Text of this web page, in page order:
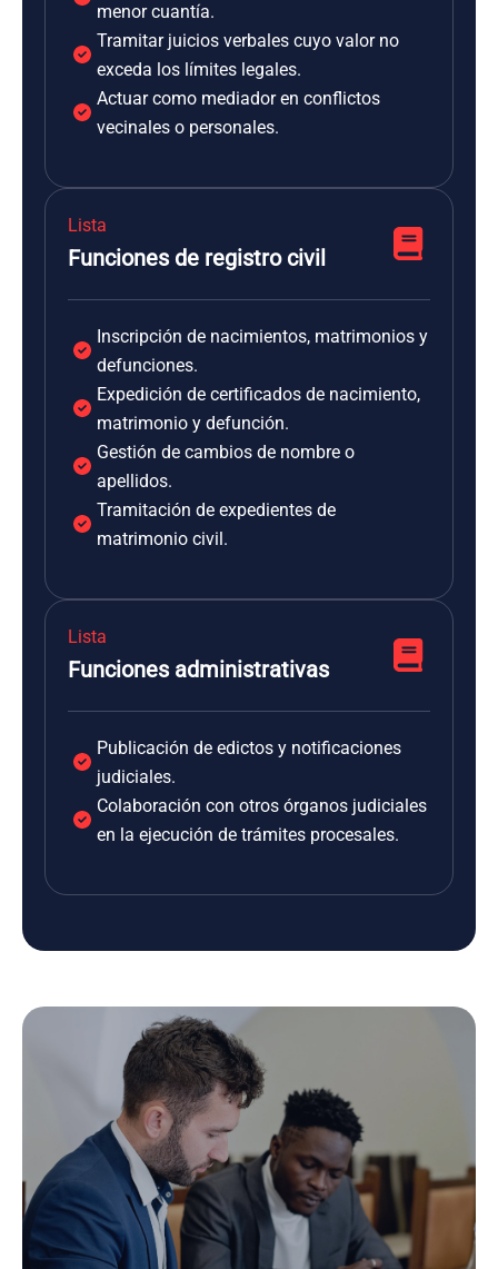
menor cuantía.
Tramitar juicios verbales cuyo valor no
exceda los límites legales.
Actuar como mediador en conflictos
vecinales o personales.
Lista
Funciones de registro civil
Inscripción de nacimientos, matrimonios y
defunciones.
Expedición de certificados de nacimiento,
matrimonio y defunción.
Gestión de cambios de nombre o
apellidos.
Tramitación de expedientes de
matrimonio civil.
Lista
Funciones administrativas
Publicación de edictos y notificaciones
judiciales.
Colaboración con otros órganos judiciales
en la ejecución de trámites procesales.